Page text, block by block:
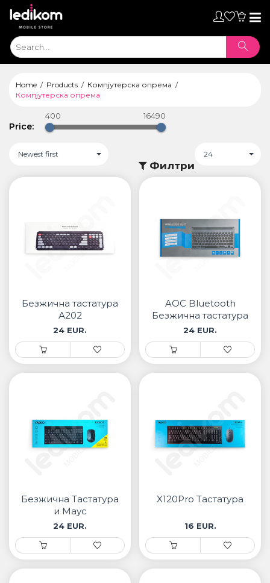
Home Products
Компјутерска опрема
Компјутерска опрема
Price:
400 16490
Newest first 24
Филтри
Безжична тастатура
А202
24 EUR.
AOC Bluetooth
Безжична тастатура
24 EUR.
Безжична Тастатура
и Маус
24 EUR.
X120Pro Тастатура
16 EUR.
ТАБЛЕТИ
• iPad
РЕМЕНИ ЗА ЧАСОВНИК
• Apple watch
• Galaxy watch
• Xiaomi
PLAYSTATION
ПРОЕКТОРИ